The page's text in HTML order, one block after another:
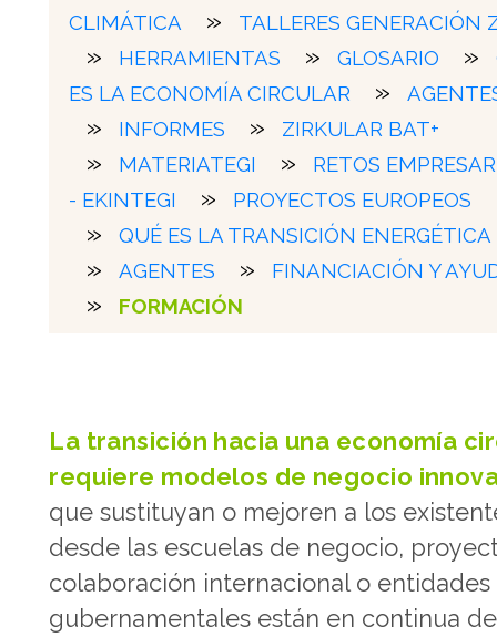
CLIMÁTICA
TALLERES GENERACIÓN
HERRAMIENTAS
GLOSARIO
ES LA ECONOMÍA CIRCULAR
INFORMES
ZIRKULAR BAT+
MATERIATEGI
RETOS
- EKINTEGI
PROYECTOS EUROPEOS
QUÉ ES LA TRANSICIÓN ENERGÉTICA
AGENTES
FINANCIACIÓN Y
FORMACIÓN
La transición hacia una economía
requiere modelos de negocio
que sustituyan o mejoren a los
desde las escuelas de negocio,
colaboración internacional o entidades
gubernamentales están en continua